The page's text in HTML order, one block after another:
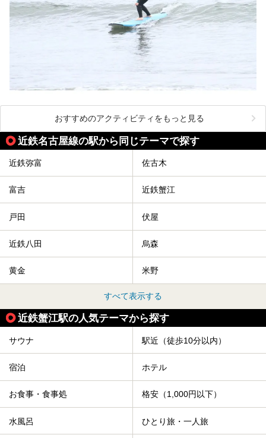
おすすめのアクティビティをもっと見る
近鉄名古屋線の駅から同じテーマで探す
近鉄弥富 佐古木
富吉 近鉄蟹江
戸田 伏屋
近鉄八田 烏森
黄金 米野
すべて表示する
近鉄蟹江駅の人気テーマから探す
サウナ 駅近（徒歩10分以内）
宿泊 ホテル
お食事・食事処 格安（1,000円以下）
水風呂 ひとり旅・一人旅